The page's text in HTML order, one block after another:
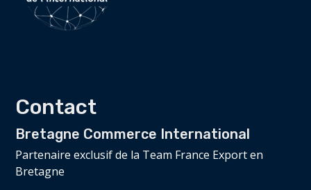
Contact
Bretagne Commerce International
Partenaire exclusif de la Team France Export en
Bretagne